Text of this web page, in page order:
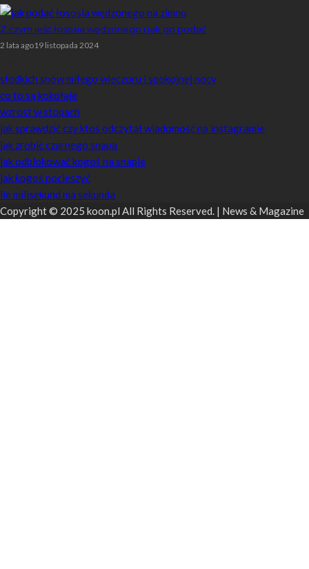
Z czym jeść łososia wędzonego i jak go podać
2 lata ago19 listopada 2024
słodkich snów miłego wieczoru i spokojnej nocy
co to są kokołaje
wzrost w stopach
jak sprawdzić czy ktoś odczytał wiadomość na instagramie
jak zrobić czarnego snapa
jak odblokować kogoś na snapie
jak kogoś pocieszyć
ile milisekund ma sekunda
Copyright © 2025 koon.pl All Rights Reserved. | News & Magazine